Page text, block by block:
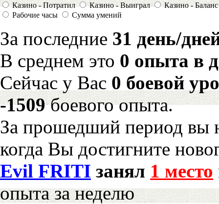
Казино - Потратил
Казино - Выиграл
Казино - Баланс
Рабочие часы
Сумма умений
За последние 31 день/
В среднем это 0 опыта в
Сейчас у Вас 0 боевой
-1509боевого опыта.
За прошедший период вы
когда Вы достигните
Evil FRITI занял 1 место
опыта за неделю